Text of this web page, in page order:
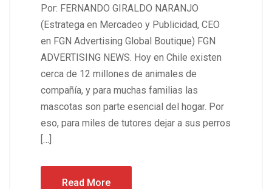
Por: FERNANDO GIRALDO NARANJO
(Estratega en Mercadeo y Publicidad, CEO
en FGN Advertising Global Boutique) FGN
ADVERTISING NEWS. Hoy en Chile existen
cerca de 12 millones de animales de
compañía, y para muchas familias las
mascotas son parte esencial del hogar. Por
eso, para miles de tutores dejar a sus perros
[…]
Read More